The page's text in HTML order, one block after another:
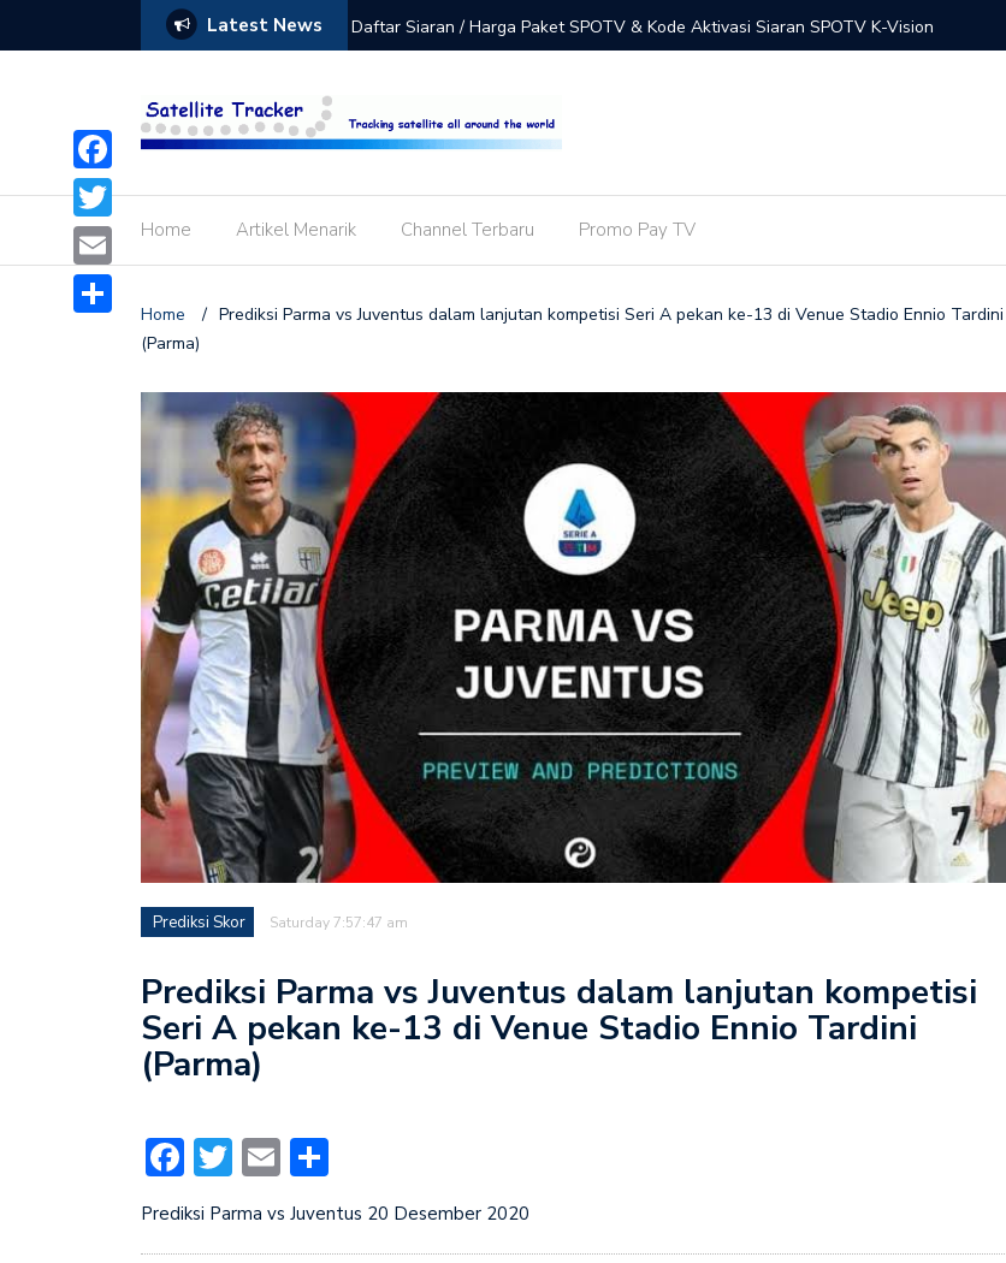
Latest News
Aktivasi Siaran SPOTV K-Vision
Terbaru! Ini Nomor Frekuensi / Transponder K-Vision di Satelit Measat 3b & Merah
Putih (Telkom 4)
Home Artikel Menarik Channel Terbaru Promo Pay TV
Home / Prediksi Parma vs Juventus dalam lanjutan kompetisi Seri A pekan ke-13 di Venue Stadio Ennio Tardini
(Parma)
Prediksi Skor Saturday 7:57:47 am
Prediksi Parma vs Juventus dalam lanjutan kompetisi
Seri A pekan ke-13 di Venue Stadio Ennio Tardini
(Parma)
Facebook
Twitter
Email
Prediksi Parma vs Juventus 20 Desember 2020
Facebook
Twitter
Email